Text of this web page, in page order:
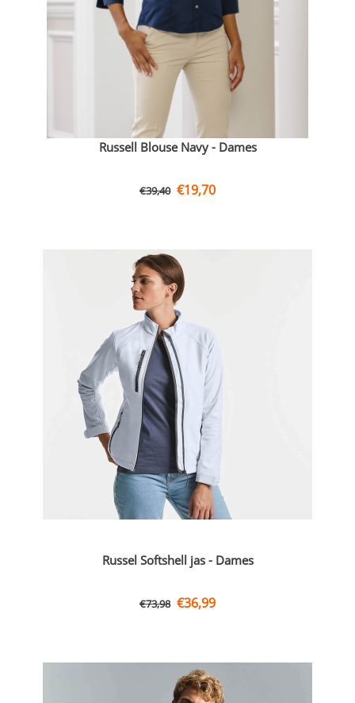
Russell Blouse Navy - Dames
€39,40 €19,70
Russel Softshell jas - Dames
€73,98 €36,99